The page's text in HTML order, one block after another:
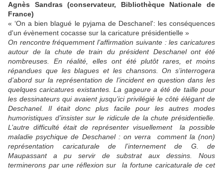
Agnès Sandras (conservateur, Bibliothèque Nationale de
France)
« ‘On a bien blagué le pyjama de Deschanel': les conséquences
d'un évènement cocasse sur la caricature présidentielle »
On rencontre fréquemment l’affirmation suivante : les caricatures
autour de la chute de train du président Deschanel ont été
nombreuses. En réalité, elles ont été plutôt rares, et moins
répandues que les blagues et les chansons. On s’interrogera
d’abord sur la représentation de l’incident en question dans les
quelques caricatures existantes. La gageure a été de taille pour
les dessinateurs qui avaient jusqu’ici privilégié le côté élégant de
Deschanel. Il était donc plus facile pour les autres modes
humoristiques d’insister sur le ridicule de la chute présidentielle.
L’autre difficulté était de représenter visuellement
la possible
maladie psychique de Deschanel : on verra
comment la (non)
représentation caricaturale de l’internement de G. de
Maupassant a pu servir de substrat aux dessins. Nous
terminerons par une réflexion sur
la fortune caricaturale de cet